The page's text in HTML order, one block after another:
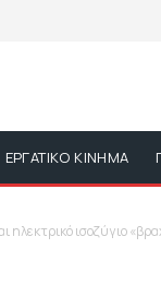
ΕΡΓΑΤΙΚΟ ΚΙΝΗΜΑ
ηλεκτρικό ισοζύγιο